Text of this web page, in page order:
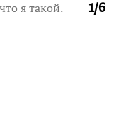
1/6
я такой.